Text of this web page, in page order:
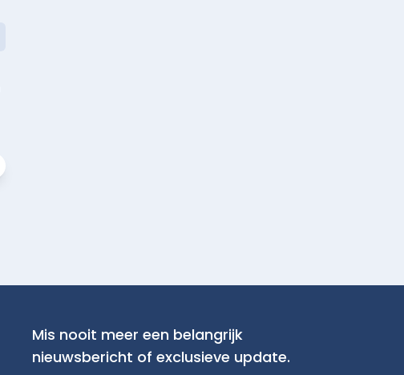
Mis nooit meer een belangrijk
nieuwsbericht of exclusieve update.